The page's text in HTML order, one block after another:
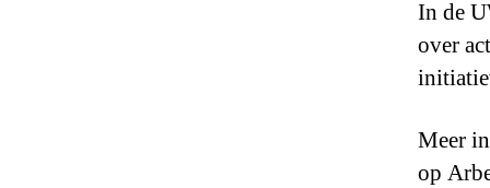
In de
over
Meer
op